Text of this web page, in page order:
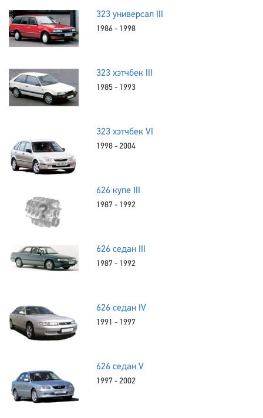
323 универсал III
1986 - 1998
323 хэтчбек III
1985 - 1993
323 хэтчбек VI
1998 - 2004
626 купе III
1987 - 1992
626 седан III
1987 - 1992
626 седан IV
1991 - 1997
626 седан V
1997 - 2002